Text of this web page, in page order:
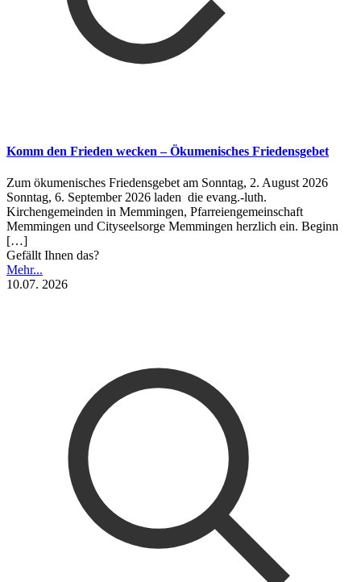
Komm den Frieden wecken – Ökumenisches Friedensgebet
Zum ökumenisches Friedensgebet am Sonntag, 2. August 2026
Sonntag, 6. September 2026 laden die evang.-luth.
Kirchengemeinden in Memmingen, Pfarreiengemeinschaft
Memmingen und Cityseelsorge Memmingen herzlich ein. Beginn
[…]
Gefällt Ihnen das?
Mehr...
10.07. 2026